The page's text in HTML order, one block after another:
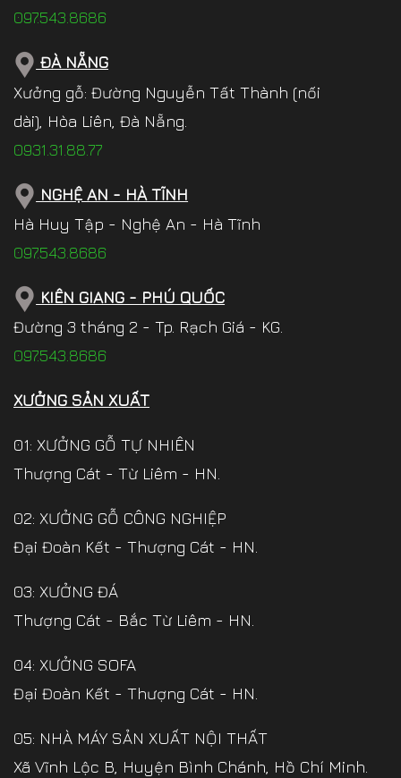
097.543.8686
ĐÀ NẴNG
Xưởng gỗ: Đường Nguyễn Tất Thành (nối
dài), Hòa Liên, Đà Nẵng.
0931.31.88.77
NGHỆ AN - HÀ TĨNH
Hà Huy Tập - Nghệ An - Hà Tĩnh
097.543.8686
KIÊN GIANG - PHÚ QUỐC
Đường 3 tháng 2 - Tp. Rạch Giá - KG.
097.543.8686
XƯỞNG SẢN XUẤT
01: XƯỞNG GỖ TỰ NHIÊN
Thượng Cát - Từ Liêm - HN.
02: XƯỞNG GỖ CÔNG NGHIỆP
Đại Đoàn Kết - Thượng Cát - HN.
03: XƯỞNG ĐÁ
Thượng Cát - Bắc Từ Liêm - HN.
04: XƯỞNG SOFA
Đại Đoàn Kết - Thượng Cát - HN.
05: NHÀ MÁY SẢN XUẤT NỘI THẤT
Xã Vĩnh Lộc B, Huyện Bình Chánh, Hồ Chí Minh.